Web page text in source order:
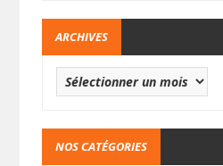
ARCHIVES
NOS CATÉGORIES